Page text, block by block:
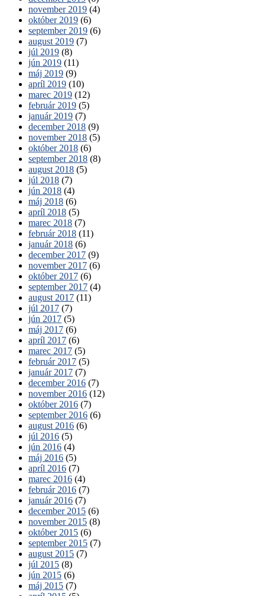
november 2019 (4)
október 2019 (6)
september 2019 (6)
august 2019 (7)
júl 2019 (8)
jún 2019 (11)
máj 2019 (9)
apríl 2019 (10)
marec 2019 (12)
február 2019 (5)
január 2019 (7)
december 2018 (9)
november 2018 (5)
október 2018 (6)
september 2018 (8)
august 2018 (5)
júl 2018 (7)
jún 2018 (4)
máj 2018 (6)
apríl 2018 (5)
marec 2018 (7)
február 2018 (11)
január 2018 (6)
december 2017 (9)
november 2017 (6)
október 2017 (6)
september 2017 (4)
august 2017 (11)
júl 2017 (7)
jún 2017 (5)
máj 2017 (6)
apríl 2017 (6)
marec 2017 (5)
február 2017 (5)
január 2017 (7)
december 2016 (7)
november 2016 (12)
október 2016 (7)
september 2016 (6)
august 2016 (6)
júl 2016 (5)
jún 2016 (4)
máj 2016 (5)
apríl 2016 (7)
marec 2016 (4)
február 2016 (7)
január 2016 (7)
december 2015 (6)
november 2015 (8)
október 2015 (6)
september 2015 (7)
august 2015 (7)
júl 2015 (8)
jún 2015 (6)
máj 2015 (7)